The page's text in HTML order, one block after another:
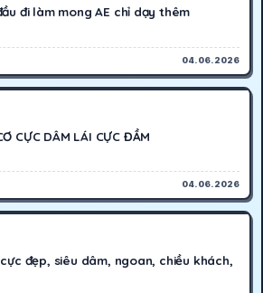
đi làm mong AE chỉ dạy thêm
04.06.2026
CỰC DÂM LÁI CỰC ĐẦM
04.06.2026
cực đẹp, siêu dâm, ngoan, chiều khách,